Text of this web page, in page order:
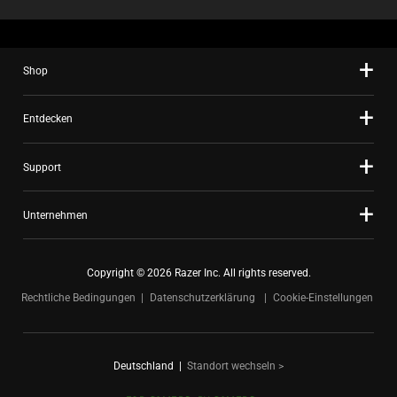
Shop
Entdecken
Support
Unternehmen
Copyright © 2026 Razer Inc. All rights reserved.
Rechtliche Bedingungen
Datenschutzerklärung Cookie-Einstellungen
Deutschland Standort wechseln >